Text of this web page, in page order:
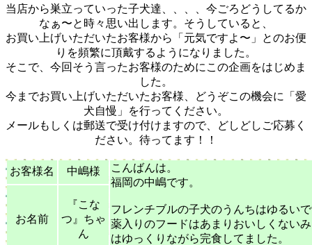
当店から巣立っていった子犬達、、、、今ごろどうしてるか
なぁ〜と時々思い出します。そうしていると、
お買い上げいただいたお客様から「元気ですよ〜」とのお便
りを頻繁に頂戴するようになりました。
そこで、今回そう言ったお客様のためにこの企画をはじめま
した。
今までお買い上げいただいたお客様、どうぞこの機会に「愛
犬自慢」を行ってください。
メールもしくは郵送で受け付けますので、どしどしご応募く
ださい。待ってます！！
お客様名 中嶋様
こんばんは。
福岡の中嶋です。
フレンチブルの子犬のうんちはゆるい
薬入りのフードはあまりおいしくない
はゆっくりながら完食してました。
お名前
『こな
つ』ちゃ
ん